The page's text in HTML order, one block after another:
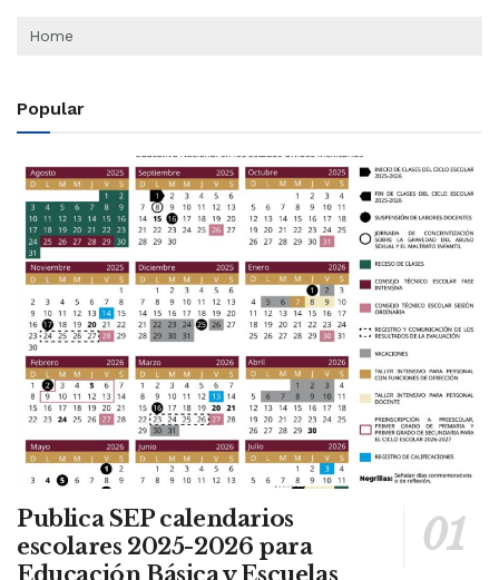
Home
Popular
Publica SEP calendarios
escolares 2025-2026 para
Educación Básica y Escuelas